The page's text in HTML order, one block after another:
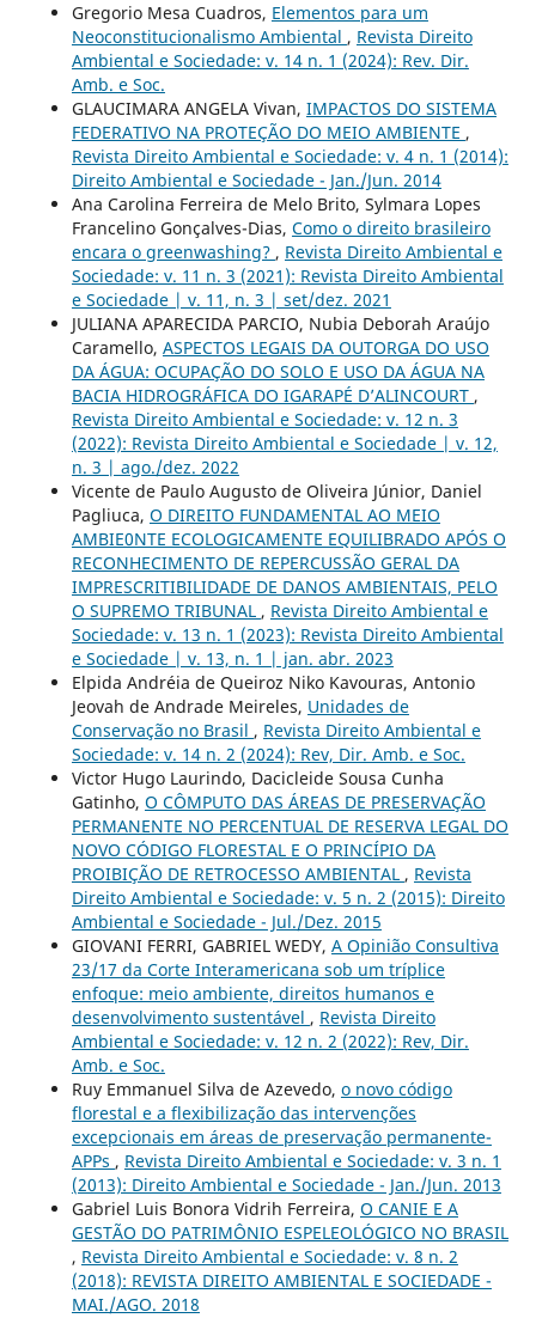
Gregorio Mesa Cuadros, Elementos para um
Neoconstitucionalismo Ambiental , Revista Direito
Ambiental e Sociedade: v. 14 n. 1 (2024): Rev. Dir.
Amb. e Soc.
GLAUCIMARA ANGELA Vivan, IMPACTOS DO SISTEMA
FEDERATIVO NA PROTEÇÃO DO MEIO AMBIENTE ,
Revista Direito Ambiental e Sociedade: v. 4 n. 1 (2014):
Direito Ambiental e Sociedade - Jan./Jun. 2014
Ana Carolina Ferreira de Melo Brito, Sylmara Lopes
Francelino Gonçalves-Dias, Como o direito brasileiro
encara o greenwashing? , Revista Direito Ambiental e
Sociedade: v. 11 n. 3 (2021): Revista Direito Ambiental
e Sociedade | v. 11, n. 3 | set/dez. 2021
JULIANA APARECIDA PARCIO, Nubia Deborah Araújo
Caramello, ASPECTOS LEGAIS DA OUTORGA DO USO
DA ÁGUA: OCUPAÇÃO DO SOLO E USO DA ÁGUA NA
BACIA HIDROGRÁFICA DO IGARAPÉ D’ALINCOURT ,
Revista Direito Ambiental e Sociedade: v. 12 n. 3
(2022): Revista Direito Ambiental e Sociedade | v. 12,
n. 3 | ago./dez. 2022
Vicente de Paulo Augusto de Oliveira Júnior, Daniel
Pagliuca, O DIREITO FUNDAMENTAL AO MEIO
AMBIE0NTE ECOLOGICAMENTE EQUILIBRADO APÓS O
RECONHECIMENTO DE REPERCUSSÃO GERAL DA
IMPRESCRITIBILIDADE DE DANOS AMBIENTAIS, PELO
O SUPREMO TRIBUNAL , Revista Direito Ambiental e
Sociedade: v. 13 n. 1 (2023): Revista Direito Ambiental
e Sociedade | v. 13, n. 1 | jan. abr. 2023
Elpida Andréia de Queiroz Niko Kavouras, Antonio
Jeovah de Andrade Meireles, Unidades de
Conservação no Brasil , Revista Direito Ambiental e
Sociedade: v. 14 n. 2 (2024): Rev, Dir. Amb. e Soc.
Victor Hugo Laurindo, Dacicleide Sousa Cunha
Gatinho, O CÔMPUTO DAS ÁREAS DE PRESERVAÇÃO
PERMANENTE NO PERCENTUAL DE RESERVA LEGAL DO
NOVO CÓDIGO FLORESTAL E O PRINCÍPIO DA
PROIBIÇÃO DE RETROCESSO AMBIENTAL , Revista
Direito Ambiental e Sociedade: v. 5 n. 2 (2015): Direito
Ambiental e Sociedade - Jul./Dez. 2015
GIOVANI FERRI, GABRIEL WEDY, A Opinião Consultiva
23/17 da Corte Interamericana sob um tríplice
enfoque: meio ambiente, direitos humanos e
desenvolvimento sustentável , Revista Direito
Ambiental e Sociedade: v. 12 n. 2 (2022): Rev, Dir.
Amb. e Soc.
Ruy Emmanuel Silva de Azevedo, o novo código
florestal e a flexibilização das intervenções
excepcionais em áreas de preservação permanente-
APPs , Revista Direito Ambiental e Sociedade: v. 3 n. 1
(2013): Direito Ambiental e Sociedade - Jan./Jun. 2013
Gabriel Luis Bonora Vidrih Ferreira, O CANIE E A
GESTÃO DO PATRIMÔNIO ESPELEOLÓGICO NO BRASIL
, Revista Direito Ambiental e Sociedade: v. 8 n. 2
(2018): REVISTA DIREITO AMBIENTAL E SOCIEDADE -
MAI./AGO. 2018